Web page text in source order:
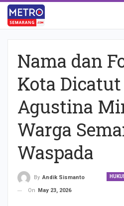
Nama dan
Kota
Agustina
Warga
Waspada
By Andik Sismanto
On
May 23, 2026